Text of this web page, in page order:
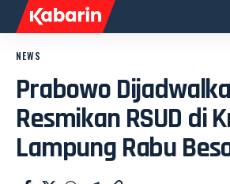
NEWS
Prabowo
Resmikan RSUD di
Lampung Rabu